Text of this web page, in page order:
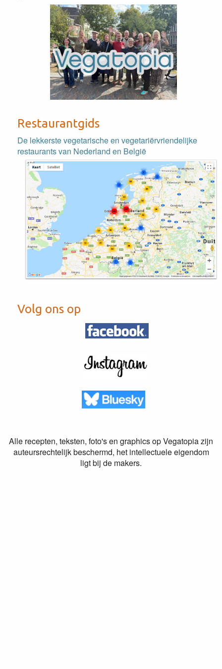
Restaurantgids
De lekkerste vegetarische en vegetariërvriendelijke
restaurants van Nederland en België
Volg ons op
Alle recepten, teksten, foto's en graphics op Vegatopia zijn
auteursrechtelijk beschermd, het intellectuele eigendom
ligt bij de makers.